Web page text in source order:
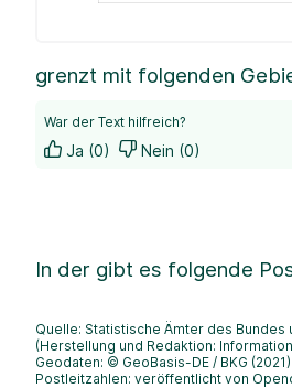
grenzt mit folgenden
War der Text hilfreich?
Ja (0) Nein (0)
In der gibt es folgende
Quelle: Statistische Ämter des Bundes
(Herstellung und Redaktion:
Geodaten: © GeoBasis-DE / BKG
Postleitzahlen: veröffentlicht von